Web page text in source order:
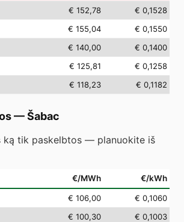
€ 152,78
€ 0,1528
€ 155,04
€ 0,1550
€ 140,00
€ 0,1400
€ 125,81
€ 0,1258
€ 118,23 € 0,1182
—Šabac
ką tik paskelbtos — planuokite iš
€/MWh €/kWh
€ 106,00
€ 0,1060
€ 100,30
€ 0,1003